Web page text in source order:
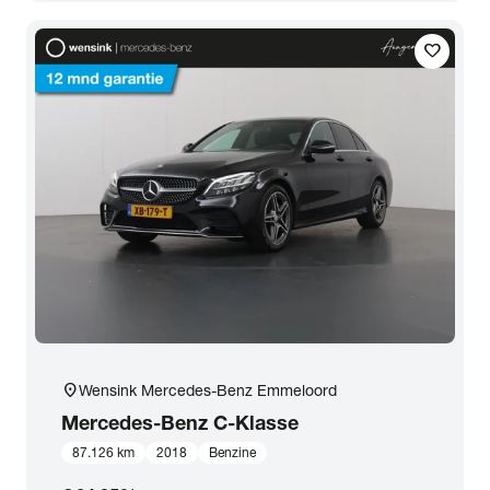
Transmissie
Opties
Carrosserie
Basiskleur
favorite
location_onWensink Mercedes-Benz Emmeloord
Mercedes-Benz C-Klasse
87.126 km 2018 Benzine